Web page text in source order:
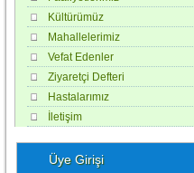
Kültürümüz
Mahallelerimiz
Vefat Edenler
Ziyaretçi Defteri
Hastalarımız
İletişim
Üye Girişi